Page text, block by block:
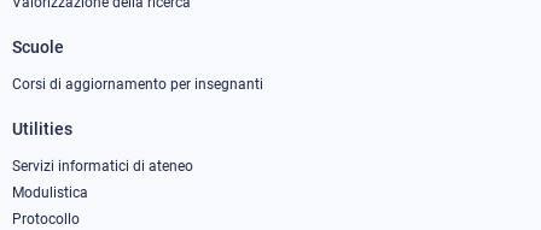
Scuole
Corsi di aggiornamento per insegnanti
Utilities
Servizi informatici di ateneo
Modulistica
Protocollo